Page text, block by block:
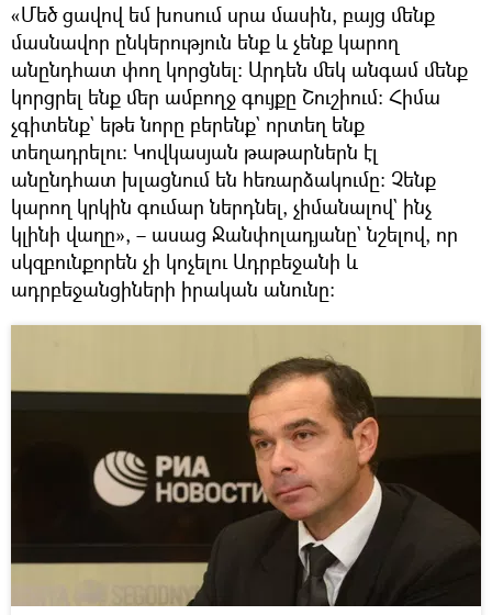
«Մեծ ցավով եմ խոսում սրա մասին, բայց մենք
մասնավոր ընկերություն ենք և չենք կարող
անընդհատ փող կորցնել։ Արդեն մեկ անգամ մենք
կորցրել ենք մեր ամբողջ գույքը Շուշիում։ Հիմա
չգիտենք` եթե նորը բերենք` որտեղ ենք
տեղադրելու։ Կովկասյան թաթարներն էլ
անընդհատ խլացնում են հեռարձակումը։ Չենք
կարող կրկին գումար ներդնել, չիմանալով` ինչ
կլինի վաղը», – ասաց Ջանփոլադյանը` նշելով, որ
սկզբունքորեն չի կոչելու Ադրբեջանի և
ադրբեջանցիների իրական անունը։